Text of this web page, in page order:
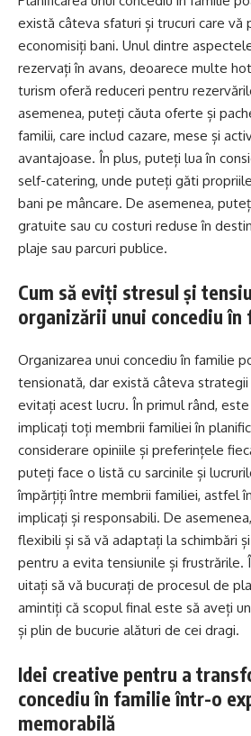
există câteva sfaturi și trucuri care vă
economisiți bani. Unul dintre
rezervați în avans, deoarece multe
turism oferă reduceri pentru
asemenea, puteți căuta oferte și
familii, care includ cazare, mese și
avantajoase. În plus, puteți lua în
self-catering, unde puteți găti
bani pe mâncare. De asemenea,
gratuite sau cu costuri reduse în
plaje sau parcuri publice.
Cum să eviți stresul și
organizării unui concediu în
Organizarea unui concediu în familie
tensionată, dar există câteva
evitați acest lucru. În primul rând,
implicați toți membrii familiei în
considerare opiniile și preferințele
puteți face o listă cu sarcinile și
împărțiți între membrii familiei, astfel
implicați și responsabili. De
flexibili și să vă adaptați la schimbări
pentru a evita tensiunile și frustrările.
uitați să vă bucurați de procesul de
amintiți că scopul final este să aveți
și plin de bucurie alături de cei dragi.
Idei creative pentru a
concediu în familie într-o
memorabilă